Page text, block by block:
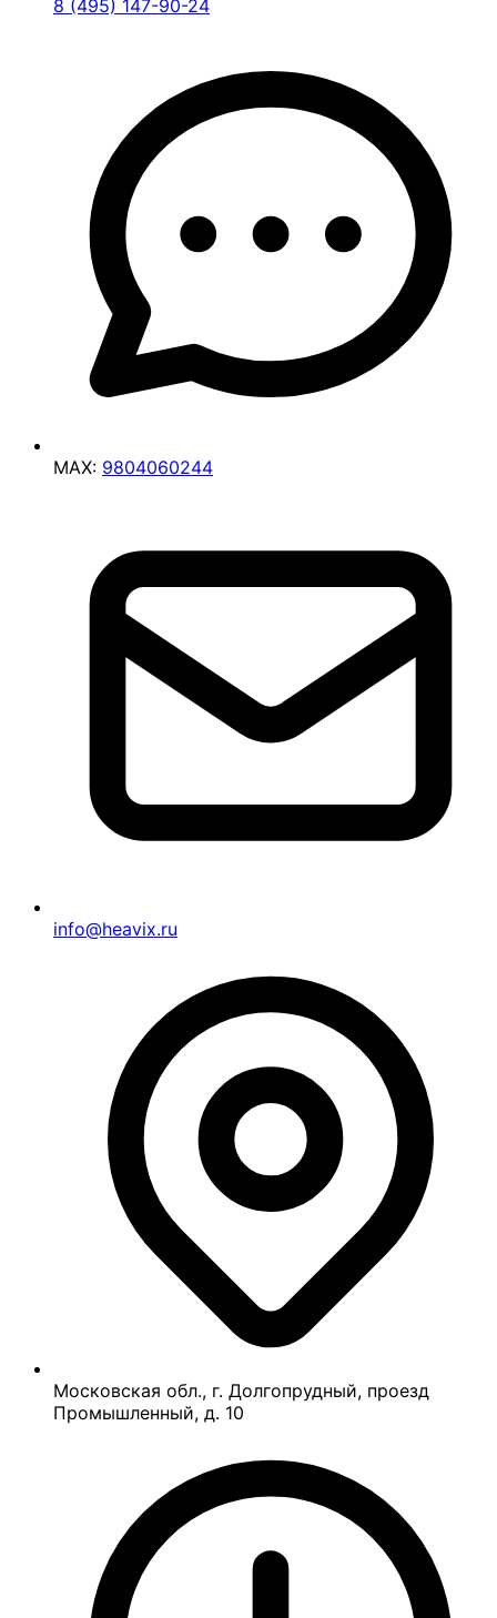
8 (495) 147-90-24
MAX: 9804060244
info@heavix.ru
Московская обл., г. Долгопрудный, проезд
Промышленный, д. 10